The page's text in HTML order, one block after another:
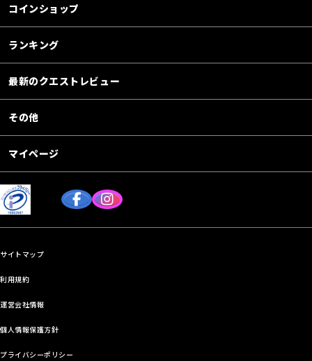
コインショップ
ランキング
最新のクエストレビュー
その他
マイページ
サイトマップ
利用規約
運営会社情報
個人情報保護方針
プライバシーポリシー